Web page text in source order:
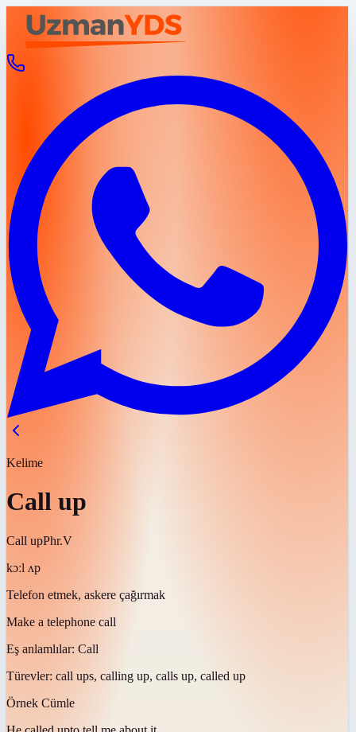
Kelime
Call up
Call upPhr.V
kɔːl ʌp
Telefon etmek, askere çağırmak
Make a telephone call
Eş anlamlılar: Call
Türevler: call ups, calling up, calls up, called up
Örnek Cümle